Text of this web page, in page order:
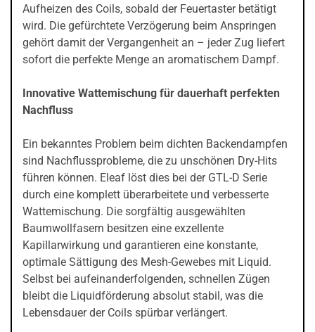
Aufheizen des Coils, sobald der Feuertaster betätigt
wird. Die gefürchtete Verzögerung beim Anspringen
gehört damit der Vergangenheit an – jeder Zug liefert
sofort die perfekte Menge an aromatischem Dampf.
Innovative Wattemischung für dauerhaft perfekten
Nachfluss
Ein bekanntes Problem beim dichten Backendampfen
sind Nachflussprobleme, die zu unschönen Dry-Hits
führen können. Eleaf löst dies bei der GTL-D Serie
durch eine komplett überarbeitete und verbesserte
Wattemischung. Die sorgfältig ausgewählten
Baumwollfasern besitzen eine exzellente
Kapillarwirkung und garantieren eine konstante,
optimale Sättigung des Mesh-Gewebes mit Liquid.
Selbst bei aufeinanderfolgenden, schnellen Zügen
bleibt die Liquidförderung absolut stabil, was die
Lebensdauer der Coils spürbar verlängert.